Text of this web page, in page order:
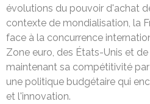
évolutions du pouvoir d'achat
contexte de mondialisation, la
face à la concurrence
Zone euro, des États-Unis et
maintenant sa compétitivité
une politique budgétaire qui
et l'innovation.